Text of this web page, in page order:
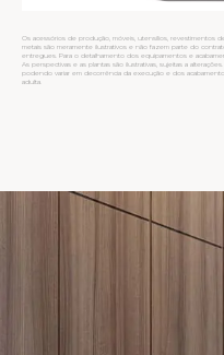
Os acessórios de produção, móveis, utensílios, revestimentos
metais são meramente ilustrativos e não fazem parte do
entregues. Para o detalhamento dos equipamentos e
As perspectivas e as plantas são ilustrativas, sujeitas a
podendo variar em decorrência da execução e dos
adulta.